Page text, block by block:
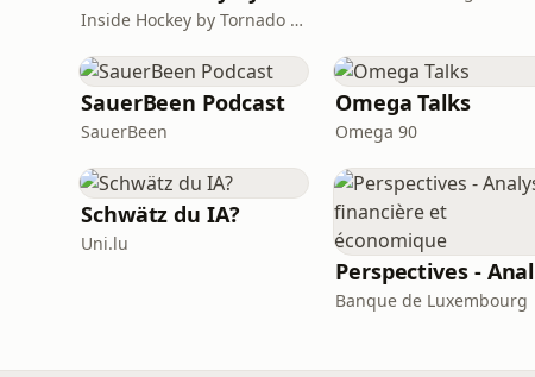
Inside Hockey by Tornado Luxembourg - le19.studio
SauerBeen Podcast
SauerBeen
Omega Talks
Omega 90
Schwätz du IA?
Uni.lu
Banque de Luxembourg